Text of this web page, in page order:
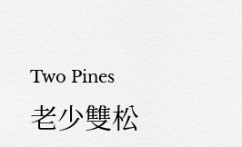
Two Pines
老少雙松